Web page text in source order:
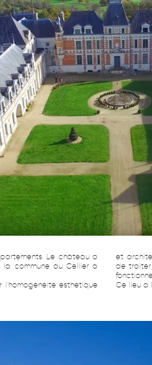
Le château a
la commune du Cellier à
esthétique
et
de
Ce lieu a